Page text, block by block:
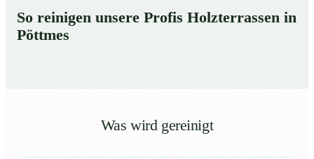
So reinigen unsere Profis Holzterrassen in
Pöttmes
Was wird gereinigt